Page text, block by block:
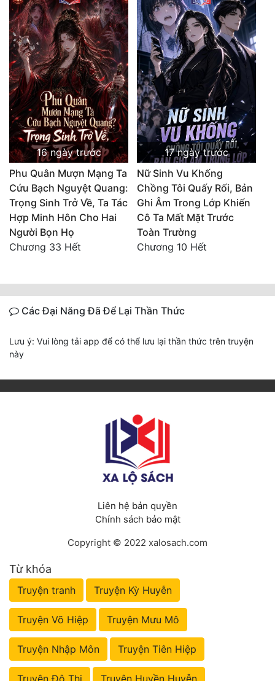
Vô Sỉ
Điềm Đạm
16 ngày trước
Phu Quân Mượn Mạng Ta
Cứu Bạch Nguyệt Quang:
Trọng Sinh Trở Về, Ta Tác
Hợp Minh Hôn Cho Hai
Người Bọn Họ
Chương 33 Hết
17 ngày trước
Nữ Sinh Vu Khống
Chồng Tôi Quấy Rối, Bản
Ghi Âm Trong Lớp Khiến
Cô Ta Mất Mặt Trước
Toàn Trường
Chương 10 Hết
Các Đại Năng Đã Để Lại Thần Thức
Lưu ý: Vui lòng tải app để có thể lưu lại thần thức trên truyện
này
Liên hệ bản quyền
Chính sách bảo mật
Copyright © 2022 xalosach.com
Từ khóa
Truyện tranh Truyện Kỳ Huyễn
Truyện Võ Hiệp Truyện Mưu Mô
Truyện Nhập Môn Truyện Tiên Hiệp